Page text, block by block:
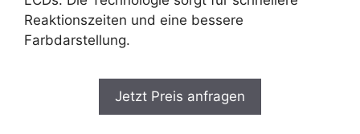
Reaktionszeiten und eine bessere
Farbdarstellung.
Jetzt Preis anfragen